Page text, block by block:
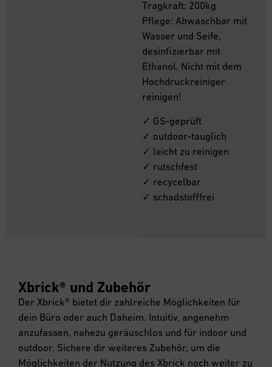
Tragkraft: 200kg
Pflege: Abwaschbar mit
Wasser und Seife,
desinfizierbar mit
Ethanol. Nicht mit dem
Hochdruckreiniger
reinigen!
✓ GS-geprüft
✓ outdoor-tauglich
✓ leicht zu reinigen
✓ rutschfest
✓ recycelbar
✓ schadstofffrei
Xbrick® und Zubehör
Der Xbrick® bietet dir zahlreiche Möglichkeiten für
dein Büro oder auch Daheim. Intuitiv, angenehm
anzufassen, nahezu geräuschlos und für indoor und
outdoor. Sichere dir weiteres Zubehör, um die
Möglichkeiten der Nutzung des Xbrick noch weiter zu